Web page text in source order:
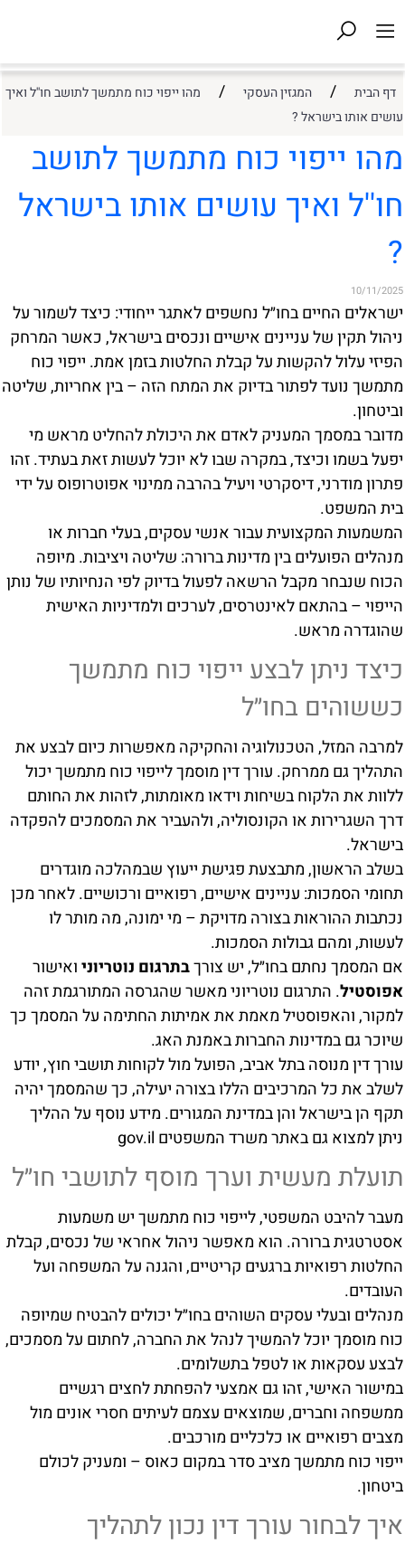
דף הבית / המגזין העסקי /
מהו ייפוי כוח מתמשך לתושב חו''ל ואיך
עושים אותו בישראל ?
מהו ייפוי כוח מתמשך לתושב
חו''ל ואיך עושים אותו בישראל
?
10/11/2025
ישראלים החיים בחו״ל נחשפים לאתגר ייחודי: כיצד לשמור על
ניהול תקין של עניינים אישיים ונכסים בישראל, כאשר המרחק
הפיזי עלול להקשות על קבלת החלטות בזמן אמת. ייפוי כוח
מתמשך נועד לפתור בדיוק את המתח הזה – בין אחריות, שליטה
וביטחון.
מדובר במסמך המעניק לאדם את היכולת להחליט מראש מי
יפעל בשמו וכיצד, במקרה שבו לא יוכל לעשות זאת בעתיד. זהו
פתרון מודרני, דיסקרטי ויעיל בהרבה ממינוי אפוטרופוס על ידי
בית המשפט.
המשמעות המקצועית עבור אנשי עסקים, בעלי חברות או
מנהלים הפועלים בין מדינות ברורה: שליטה ויציבות. מיופה
הכוח שנבחר מקבל הרשאה לפעול בדיוק לפי הנחיותיו של נותן
הייפוי – בהתאם לאינטרסים, לערכים ולמדיניות האישית
שהוגדרה מראש.
כיצד ניתן לבצע ייפוי כוח מתמשך
כששוהים בחו״ל
למרבה המזל, הטכנולוגיה והחקיקה מאפשרות כיום לבצע את
התהליך גם ממרחק. עורך דין מוסמך לייפוי כוח מתמשך יכול
ללוות את הלקוח בשיחות וידאו מאומתות, לזהות את החותם
דרך השגרירות או הקונסוליה, ולהעביר את המסמכים להפקדה
בישראל.
בשלב הראשון, מתבצעת פגישת ייעוץ שבמהלכה מוגדרים
תחומי הסמכות: עניינים אישיים, רפואיים ורכושיים. לאחר מכן
נכתבות ההוראות בצורה מדויקת – מי ימונה, מה מותר לו
לעשות, ומהם גבולות הסמכות.
אם המסמך נחתם בחו״ל, יש צורךבתרגום נוטריוניואישור
אפוסטיל. התרגום נוטריוני מאשר שהגרסה המתורגמת זהה
למקור, והאפוסטיל מאמת את אמיתות החתימה על המסמך כך
שיוכר גם במדינות החברות באמנת האג.
עורך דין מנוסה בתל אביב, הפועל מול לקוחות תושבי חוץ, יודע
לשלב את כל המרכיבים הללו בצורה יעילה, כך שהמסמך יהיה
תקף הן בישראל והן במדינת המגורים. מידע נוסף על ההליך
ניתן למצוא גםבאתר משרד המשפטים gov.il
תועלת מעשית וערך מוסף לתושבי חו״ל
מעבר להיבט המשפטי, לייפוי כוח מתמשך יש משמעות
אסטרטגית ברורה. הוא מאפשר ניהול אחראי של נכסים, קבלת
החלטות רפואיות ברגעים קריטיים, והגנה על המשפחה ועל
העובדים.
מנהלים ובעלי עסקים השוהים בחו״ל יכולים להבטיח שמיופה
כוח מוסמך יוכל להמשיך לנהל את החברה, לחתום על מסמכים,
לבצע עסקאות או לטפל בתשלומים.
במישור האישי, זהו גם אמצעי להפחתת לחצים רגשיים
ממשפחה וחברים, שמוצאים עצמם לעיתים חסרי אונים מול
מצבים רפואיים או כלכליים מורכבים.
ייפוי כוח מתמשך מציב סדר במקום כאוס – ומעניק לכולם
ביטחון.
איך לבחור עורך דין נכון לתהליך